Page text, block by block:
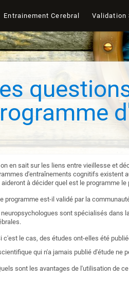
Entrainement Cerebral Validation
en sait sur les liens entre vieillesse et
d'entraînements cognitifs existent
aideront à décider quel est le programme
programme est-il validé par la
neuropsychologues sont spécialisés dans
c'est le cas, des études ont-elles été
qui n'a jamais publié d'étude ne
sont les avantages de l'utilisation de